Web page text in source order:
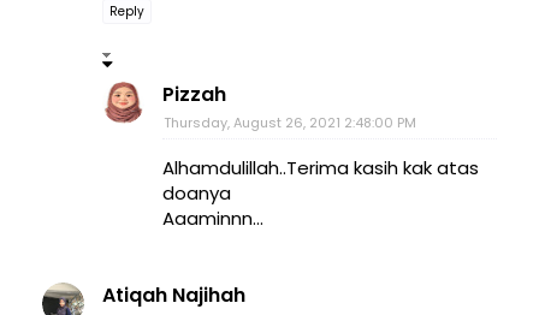
Reply
Pizzah
Thursday, August 26, 2021 2:48:00 PM
Alhamdulillah..Terima kasih kak atas
doanya
Aaaminnn...
Atiqah Najihah